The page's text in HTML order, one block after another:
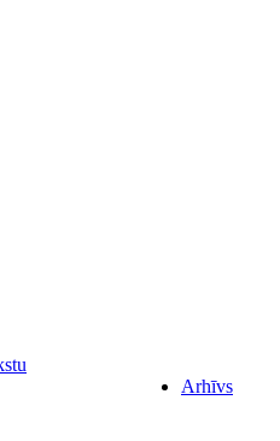
Arhīvs